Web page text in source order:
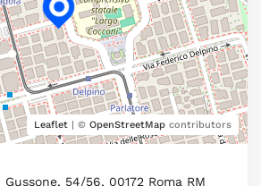
Leaflet | © OpenStreetMap contributors
54/56, 00172 Roma RM